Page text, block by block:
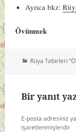
Ayrıca bkz:
Övünmek
Kategoriler
Rüya Tabirleri
Bir yanıt
E-posta adresiniz
işaretlenmişlerdir